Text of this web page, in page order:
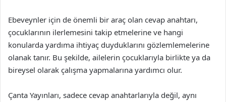
Ebeveynler için de önemli bir araç olan cevap anahtarı,
çocuklarının ilerlemesini takip etmelerine ve hangi
konularda yardıma ihtiyaç duyduklarını gözlemlemelerine
olanak tanır. Bu şekilde, ailelerin çocuklarıyla birlikte ya da
bireysel olarak çalışma yapmalarına yardımcı olur.
Çanta Yayınları, sadece cevap anahtarlarıyla değil, aynı